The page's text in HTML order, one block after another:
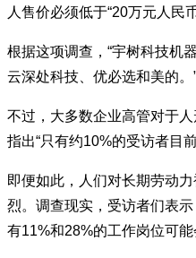
人售价必须低于“20万元人民
根据这项调查，“宇树科技机
云深处科技、优必选和美的。
不过，大多数企业高管对于
指出“只有约10%的受访者目
即便如此，人们对长期劳动
烈。调查现实，受访者们表
有11%和28%的工作岗位可